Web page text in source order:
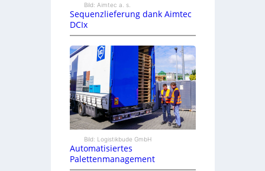
Bild: Aimtec a. s.
Sequenzlieferung dank Aimtec
DCIx
Bild: Logistikbude GmbH
Automatisiertes
Palettenmanagement